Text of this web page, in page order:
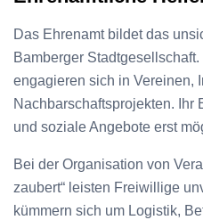
Das Ehrenamt bildet das
Bamberger
engagieren sich in Vereinen,
Nachbarschaftsprojekten. Ihr
und soziale Angebote erst
Bei der Organisation von
zaubert“ leisten Freiwillige
kümmern sich um Logistik,